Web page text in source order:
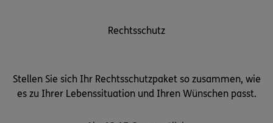
Rechtsschutz
Stellen Sie sich Ihr Rechtsschutzpaket so zusammen, wie
es zu Ihrer Lebenssituation und Ihren Wünschen passt.